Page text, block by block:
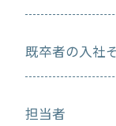
既卒者の入社
担当者